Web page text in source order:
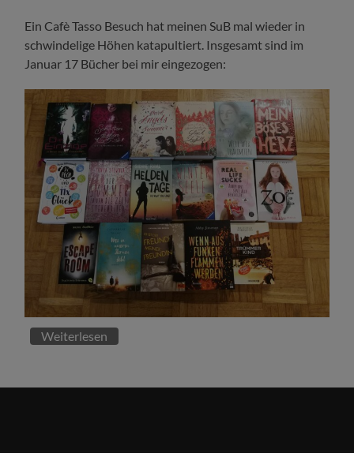
Ein Cafè Tasso Besuch hat meinen SuB mal wieder in
schwindelige Höhen katapultiert. Insgesamt sind im
Januar 17 Bücher bei mir eingezogen:
Weiterlesen